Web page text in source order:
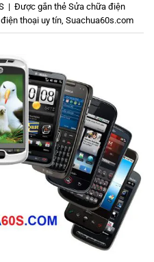
| Được gắn thẻ Sửa chữa điện
thoại uy tín Suachua60s.com